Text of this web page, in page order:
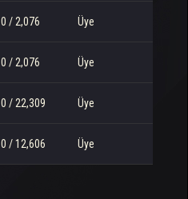
0 / 2,076 Üye
0 / 2,076 Üye
0 / 22,309 Üye
0 / 12,606 Üye